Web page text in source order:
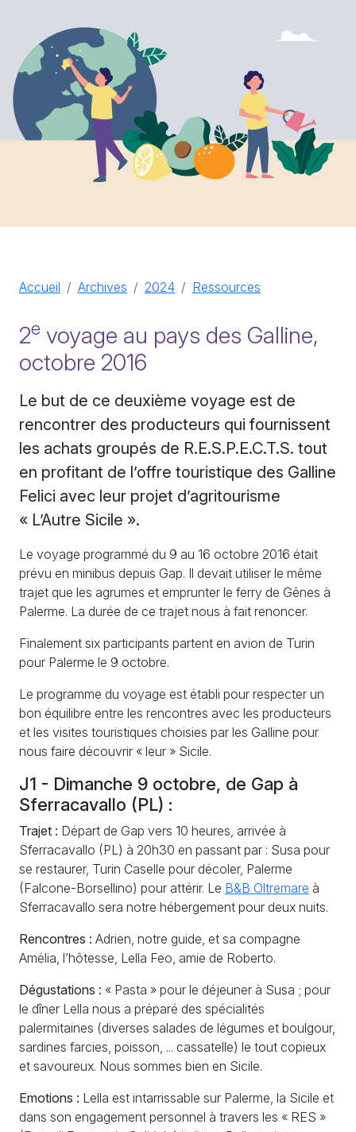
Accueil Archives 2024 Ressources
2e voyage au pays des Galline,
octobre 2016
Le but de ce deuxième voyage est de
rencontrer des producteurs qui fournissent
les achats groupés de R.E.S.P.E.C.T.S. tout
en profitant de l’offre touristique des Galline
Felici avec leur projet d’agritourisme
« L’Autre Sicile ».
Le voyage programmé du 9 au 16 octobre 2016 était
prévu en minibus depuis Gap. Il devait utiliser le même
trajet que les agrumes et emprunter le ferry de Gênes à
Palerme. La durée de ce trajet nous à fait renoncer.
Finalement six participants partent en avion de Turin
pour Palerme le 9 octobre.
Le programme du voyage est établi pour respecter un
bon équilibre entre les rencontres avec les producteurs
et les visites touristiques choisies par les Galline pour
nous faire découvrir « leur » Sicile.
J1 - Dimanche 9 octobre, de Gap à
Sferracavallo (PL) :
Trajet : Départ de Gap vers 10 heures, arrivée à
Sferracavallo (PL ) à 20h30 en passant par : Susa pour
se restaurer, Turin Caselle pour décoler, Palerme
(Falcone-Borsellino) pour attérir. Le B&B Oltremare à
Sferracavallo sera notre hébergement pour deux nuits.
Rencontres : Adrien, notre guide, et sa compagne
Amélia, l’hôtesse, Lella Feo, amie de Roberto.
Dégustations : « Pasta » pour le déjeuner à Susa ; pour
le dîner Lella nous a préparé des spécialités
palermitaines (diverses salades de légumes et boulgour,
sardines farcies, poisson, ... cassatelle) le tout copieux
et savoureux. Nous sommes bien en Sicile.
Emotions : Lella est intarrissable sur Palerme, la Sicile et
dans son engagement personnel à travers les « RES »